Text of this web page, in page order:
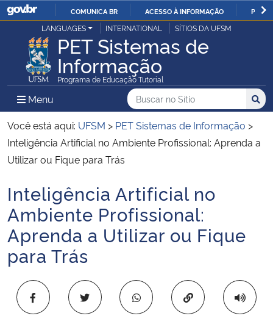
IR
PARA
O
CONTEÚDO
COMUNICA BR ACESSO À INFORMAÇÃO
Ministério da Justiça e Segurança Pública
Ministério da Defesa
Ministério das Relações Exteriores
Ministério da Economia
Ministério da Infraestrutura
Ministério da Agricultura, Pecuária e Abastecimento
Ministério da Educação
Ministério da Cidadania
Ministério da Saúde
LANGUAGES INTERNATIONAL SÍTIOS DA UFSM
PET Sistemas de
Informação
Programa de Educação Tutorial
Menu Menu Principal do Sítio
Busca
Buscar no no Sítio
Busca:
Você está aqui: UFSM > PET Sistemas de Informação >
Inteligência Artificial no Ambiente Profissional: Aprenda a
Utilizar ou Fique para Trás
Início do conteúdo
Inteligência Artificial no
Ambiente Profissional:
Aprenda a Utilizar ou Fique
para Trás
Copiar para área